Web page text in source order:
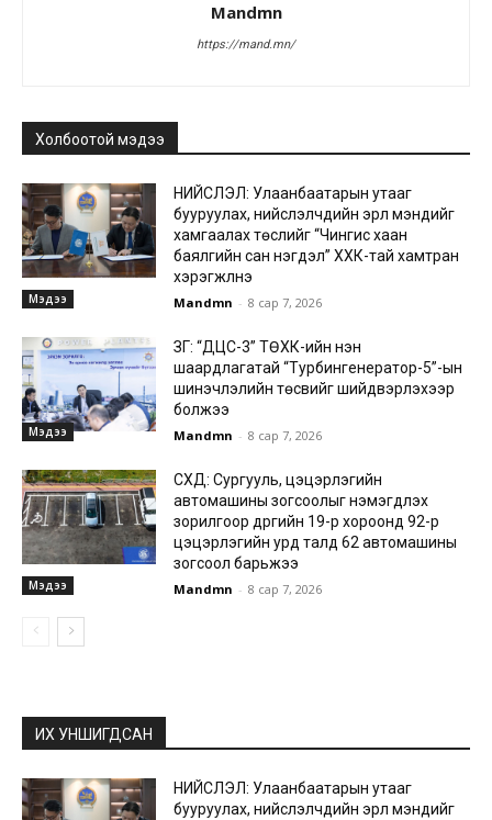
Mandmn
https://mand.mn/
Холбоотой мэдээ
Мэдээ
НИЙСЛЭЛ: Улаанбаатарын утааг
бууруулах, нийслэлчүүдийн эрүүл мэндийг
хамгаалах төслийг “Чингис хаан
баялгийн сан нэгдэл” ХХК-тай хамтран
хэрэгжүүлнэ
Mandmn - 8 сар 7, 2026
Мэдээ
ЗГ: “ДЦС-3” ТӨХК-ийн нэн
шаардлагатай “Турбингенератор-5”-ын
шинэчлэлийн төсвийг шийдвэрлэхээр
болжээ
Mandmn - 8 сар 7, 2026
Мэдээ
СХД: Сургууль, цэцэрлэгийн
автомашины зогсоолыг нэмэгдүүлэх
зорилгоор дүүргийн 19-р хороонд 92-р
цэцэрлэгийн урд талд 62 автомашины
зогсоол барьжээ
Mandmn - 8 сар 7, 2026
ИХ УНШИГДСАН
НИЙСЛЭЛ: Улаанбаатарын утааг
бууруулах, нийслэлчүүдийн эрүүл мэндийг